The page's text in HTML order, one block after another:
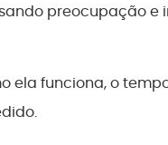
preocupação e
ela funciona, o